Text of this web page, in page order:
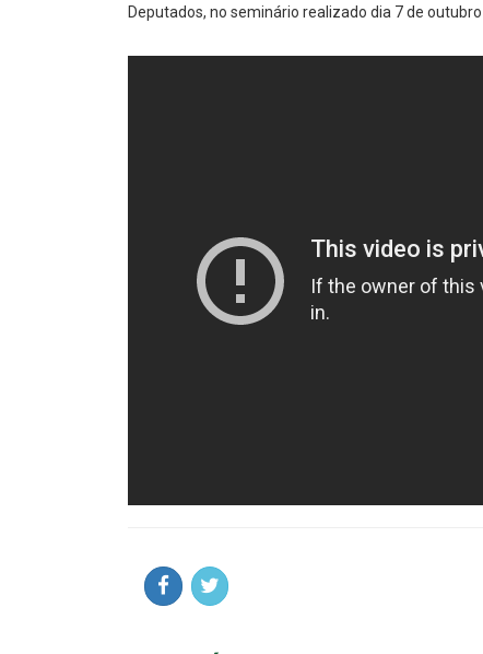
Deputados, no seminário realizado dia 7 de outubro